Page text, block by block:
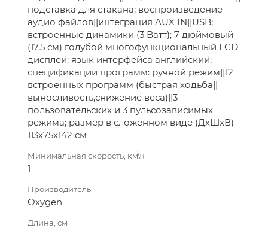
подставка для стакана; воспроизведение
аудио файлов||интеграция AUX IN||USB;
встроенные динамики (3 Ватт); 7 дюймовый
(17,5 см) голубой многофункциональный LCD
дисплей; язык интерфейса английский;
спецификации программ: ручной режим||12
встроенных программ (быстрая ходьба||
выносливость,снижение веса)||3
пользовательских и 3 пульсозависимых
режима; размер в сложенном виде (ДхШхВ)
113х75х142 см
Минимальная скорость, км\ч
1
Производитель
Oxygen
Длина, см